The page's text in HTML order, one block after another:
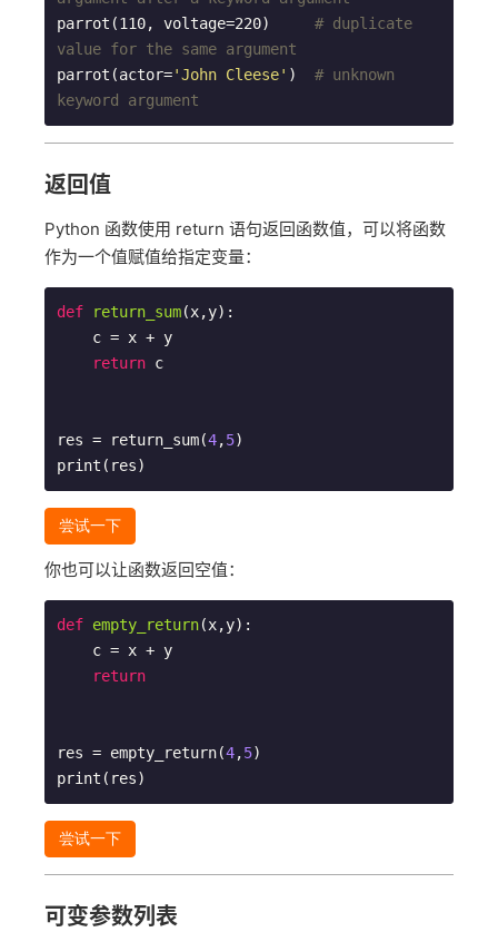
parrot(110, voltage=220) # duplicate
value for the same argument
parrot(actor='John Cleese' ) # unknown
keyword argument
返回值
Python 函数使用 return 语句返回函数值，可以将函数
作为一个值赋值给指定变量：
def return_sum(x,y) :
return c
res = return_sum(4,5)
尝试一下
你也可以让函数返回空值：
def empty_return(x,y) :
return
res = empty_return(4,5)
尝试一下
可变参数列表